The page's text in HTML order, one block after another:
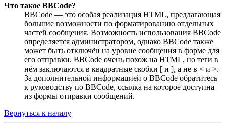
Что такое BBCode?
BBCode — это особая реализация HTML, предлагающая
большие возможности по форматированию отдельных
частей сообщения. Возможность использования BBCode
определяется администратором, однако BBCode также
может быть отключён на уровне сообщения в форме для
его отправки. BBCode очень похож на HTML, но теги в
нём заключаются в квадратные скобки [ и ], а не в < и >.
За дополнительной информацией о BBCode обратитесь
к руководству по BBCode, ссылка на которое доступна
из формы отправки сообщений.
Вернуться к началу